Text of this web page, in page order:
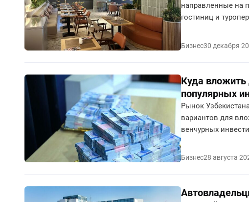
направленные на
гостиниц и
Бизнес30 декабря
Куда вложить
популярных
Рынок
вариантов для
венчурных
Бизнес28 августа